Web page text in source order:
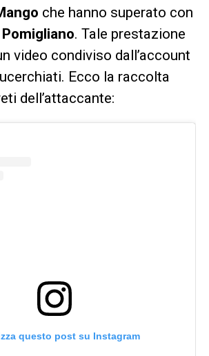
che hanno superato con
Pomigliano. Tale prestazione
video condiviso dall’account
Ecco la raccolta
dell’attaccante:
questo post su Instagram